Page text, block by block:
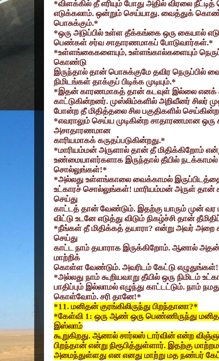
*விளக்கில் தீ எரியும் போது அதில் விரலை
எடுக்கலாம். ஒன்றும் செய்யாது. வைத்துக்
பொசுக்கும்.*
*ஒரு அடுப்பில் உள்ள தீக்கங்கை ஒரு கையால்
பெண்கள் சர்வ சாதாரணமாகப் போடுவார்கள்.*
*உள்ளங்கைகளையும், உள்ளங்கால்களையும்
கொண்டு
இருந்தால் தான் பொசுக்குமே தவிர நெருப்பில்
நிமிடங்கள் தாக்குப் பிடிக்க முடியும்.*
*இதன் காரணமாகத் தான் கடவுள் இல்லை எனக்
காட்டுகின்றனர். முஸ்லிம்களில் அறிவீனர் சிலர்
போன்ற தீ மிதித்தலை சில பகுதிகளில்
*எவராலும் செய்ய முடிகின்ற சாதாரணமான
அசாதாரணமான
காரியமாகக் கருதப்படுகின்றது.*
*மாரியம்மன் அருளால் தான் தீ மிதிக்கிறோம்
உண்மையாளர்களாக இருந்தால் தீயில் நடக்காமல்
சொல்லுங்கள்!*
*அல்லது உள்ளங்காலை வைக்காமல் இருப்பிடத்தை
உட்காரச் சொல்லுங்கள்! மாரியம்மன் அருள்
செய்து
காட்டத் தான் வேண்டும். இதற்கு யாரும் முன் வர
விட்டு உடனே எடுத்து விடும் நிகழ்ச்சி தான்
*நீங்கள் தீ மிதிக்கத் தயாரா? என்று அவர் அறை
செய்து
காட்ட நாம் தயாராக இருக்கிறோம். ஆனால்
மாற்றிக்
கொள்ள வேண்டும். அவரிடம் கேட்டு
*அல்லது நாம் கூறியவாறு தீயில் ஒரு நிமிடம்
பாதிப்பும் இல்லாமல் எழுந்து காட்டட்டும். நாம்
கொள்வோம். சரி தானே!*
*11. மனிதன் குரங்கிலிருந்து பிறந்தானா?*
*கேள்வி 1: ஒரு ஆண் ஒரு பெண்ணிருந்து
இஸ்லாம்
கூறுகிறது. ஆனால் சார்லஸ் டார்வின் என்ற
பிறந்தான் என்று நிரூபித்துள்ளார். இதற்கு
அமைந்துள்ளது என எனது மாற்று மத நண்பர்